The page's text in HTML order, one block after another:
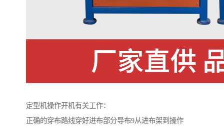
定型机操作开机有关工作：
正确的穿布路线穿好进布部分导布9从进布架到操作